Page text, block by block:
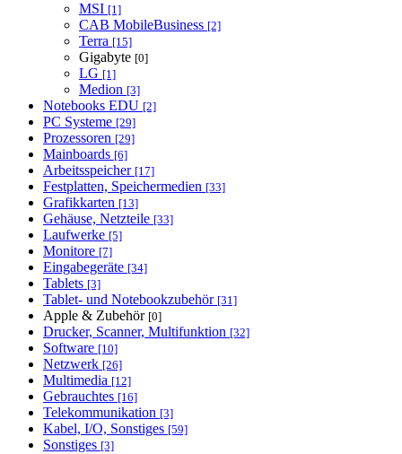
MSI [1]
CAB MobileBusiness [2]
Terra [15]
Gigabyte [0]
LG [1]
Medion [3]
Notebooks EDU [2]
PC Systeme [29]
Prozessoren [29]
Mainboards [6]
Arbeitsspeicher [17]
Festplatten, Speichermedien [33]
Grafikkarten [13]
Gehäuse, Netzteile [33]
Laufwerke [5]
Monitore [7]
Eingabegeräte [34]
Tablets [3]
Tablet- und Notebookzubehör [31]
Apple & Zubehör [0]
Drucker, Scanner, Multifunktion [32]
Software [10]
Netzwerk [26]
Multimedia [12]
Gebrauchtes [16]
Telekommunikation [3]
Kabel, I/O, Sonstiges [59]
Sonstiges [3]